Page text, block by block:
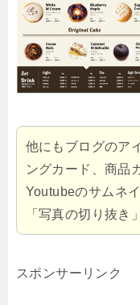
他にもブログのア
ングカード、商品
Youtubeのサムネ
「写真の切り抜き
スポンサーリンク